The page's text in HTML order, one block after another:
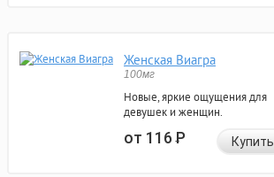
Женская Виагра
100мг
Новые, яркие ощущения для
девушек и женщин.
от 116Р Купить